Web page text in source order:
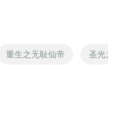
重生之无耻仙帝 圣光之